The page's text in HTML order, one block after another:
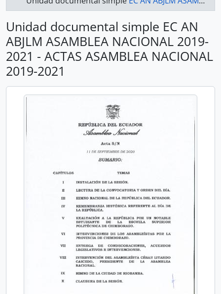
Unidad documental simple EC AN
ABJLM ASAMBLEA NACIONAL 2019-
2021 - ACTAS ASAMBLEA NACIONAL
2019-2021